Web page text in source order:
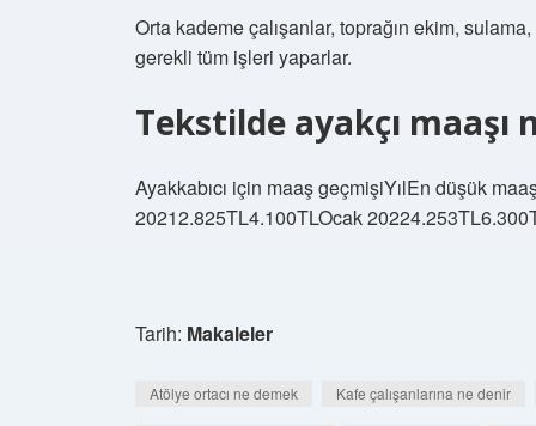
Orta kademe çalışanlar, toprağın ekim,
gerekli tüm işleri yaparlar.
Tekstilde ayakçı maaşı
Ayakkabıcı için maaş geçmişiYılEn düşük
20212.825TL4.100TLOcak
Tarih: Makaleler
Atölye ortacı ne demek Kafe çalışanlarına ne denir